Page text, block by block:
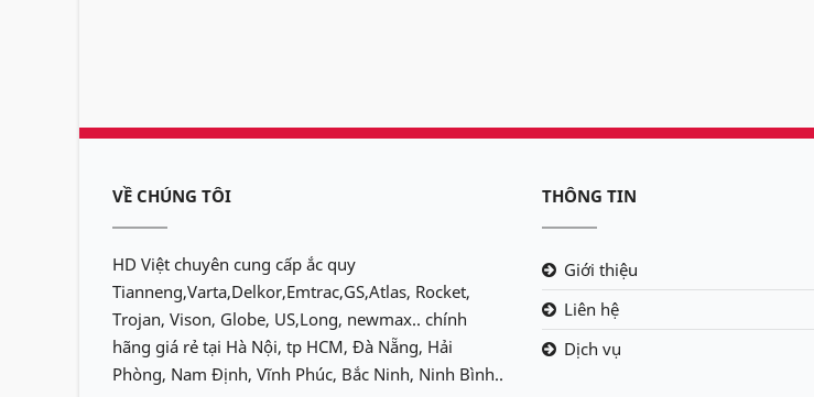
VỀ CHÚNG TÔI
HD Việt chuyên cung cấp ắc quy
Tianneng,Varta,Delkor,Emtrac,GS,Atlas, Rocket,
Trojan, Vison, Globe, US,Long, newmax.. chính
hãng giá rẻ tại Hà Nội, tp HCM, Đà Nẵng, Hải
Phòng, Nam Định, Vĩnh Phúc, Bắc Ninh, Ninh Bình..
THÔNG TIN
Giới thiệu
Liên hệ
Dịch vụ